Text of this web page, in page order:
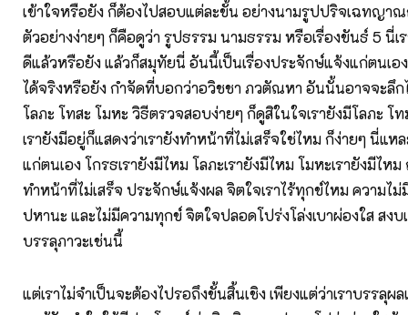
เข้าใจหรือยัง ก็ต้องไปสอบแต่ละขั้น อย่างนามรูปปริจเฉทญ
ตัวอย่างง่ายๆ ก็คือดูว่า รูปธรรม นามธรรม หรือเรื่องขันธ์ 5 นี่เร
ดีแล้วหรือยัง แล้วก็สมุทัยนี่ อันนี้เป็นเรื่องประจักษ์แจ้งแก่ตนเอง
ได้จริงหรือยัง กำจัดที่บอกว่าอวิชชา ภวตัณหา อันนั้นอาจจะลึกไ
โลภะ โทสะ โมหะ วิธีตรวจสอบง่ายๆ ก็ดูสิในใจเรายังมีโลภะ โ
เรายังมีอยู่ก็แสดงว่าเรายังทำหน้าที่ไม่เสร็จใช่ไหม ก็ง่ายๆ นี่แห
แก่ตนเอง โกรธเรายังมีไหม โลภะเรายังมีไหม โมหะเรายังมีไห
ทำหน้าที่ไม่เสร็จ ประจักษ์แจ้งผล จิตใจเราไร้ทุกข์ไหม ความไม่
ปหานะ และไม่มีความทุกข์ จิตใจปลอดโปร่งโล่งเบาผ่องใส สงบ
บรรลุภาวะเช่นนี้
แต่เราไม่จำเป็นจะต้องไปรอถึงขั้นสิ้นเชิง เพียงแต่ว่าเราบรรลุ